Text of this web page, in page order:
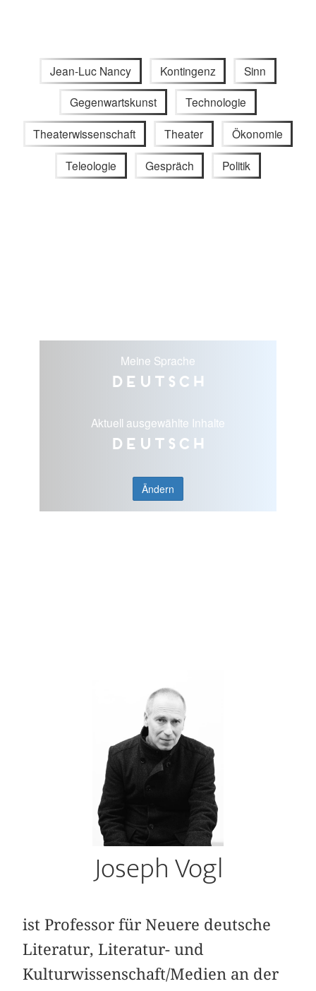
Jean-Luc Nancy Kontingenz Sinn
Gegenwartskunst Technologie
Theaterwissenschaft Theater Ökonomie
Teleologie Gespräch Politik
Meine Sprache
Deutsch
Aktuell ausgewählte Inhalte
Deutsch
Ändern
Joseph Vogl
ist Professor für Neuere deutsche
Literatur, Literatur- und
Kulturwissenschaft/Medien an der